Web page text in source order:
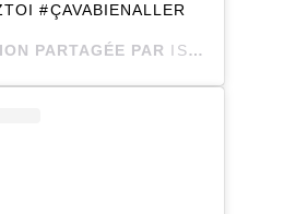
#ÇAVABIENALLER
PARTAGÉE PAR ISABELLE CHARRON